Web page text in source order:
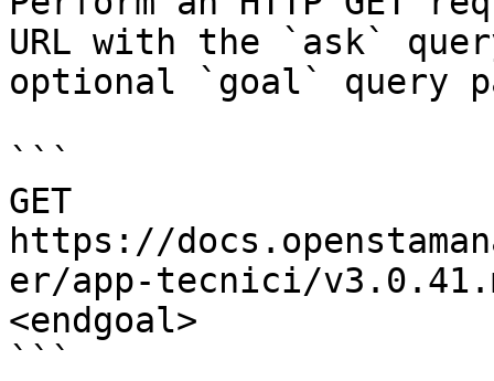
URL with the `ask`
optional `goal` query
```
GET
https://
er/app-tecnici/
<endgoal>
```